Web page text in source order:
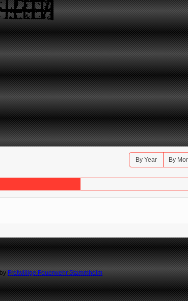
By Year By
Freiwillige Feuerwehr Stammheim